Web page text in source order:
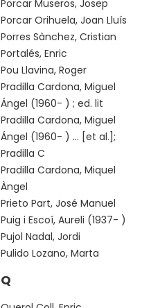
Porcar Museros, Josep
Porcar Orihuela, Joan Lluís
Porres Sànchez, Cristian
Portalés, Enric
Pou Llavina, Roger
Pradilla Cardona, Miguel
Ángel (1960- ) ; ed. lit
Pradilla Cardona, Miguel
Ángel (1960- ) ... [et al.];
Pradilla C
Pradilla Cardona, Miquel
Àngel
Prieto Part, José Manuel
Puig i Escoí, Aureli (1937- )
Pujol Nadal, Jordi
Pulido Lozano, Marta
Q